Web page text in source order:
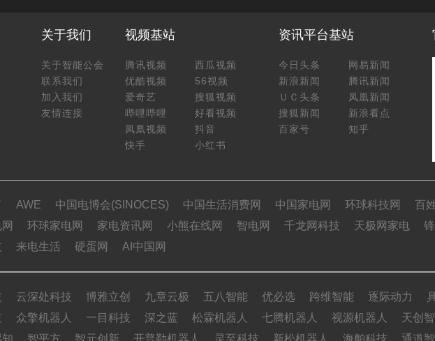
关于我们
关于智能公会
联系我们
加入我们
友情连接
视频基站
腾讯视频
西瓜视频
优酷视频
56视频
爱奇艺
搜狐视频
哔哩哔哩
好看视频
凤凰视频
抖音
快手
小红书
资讯平台基站
今日头条
网易新闻
新浪新闻
腾讯新闻
ＵＣ头条
凤凰新闻
搜狐新闻
新浪看点
百家号
知乎
AWE 中国电博会(SINOCES) 中国生活消费网 中国家电网 环球科技网
百
环球家电网 家电资讯网 小熊在线网 智电网 千龙网科技 天极网家电
来电生活 硬蛋网 AI中国网
云深处科技 博雅立创 九章云极 五八智能 优必选 跨维智能 逐际动力
众擎机器人 一目科技 深之蓝 松霖机器人 七腾机器人 视源机器人
天创
智平方 智元创新 开普勒机器人 灵至科技 新松机器人 海舶科技 通道